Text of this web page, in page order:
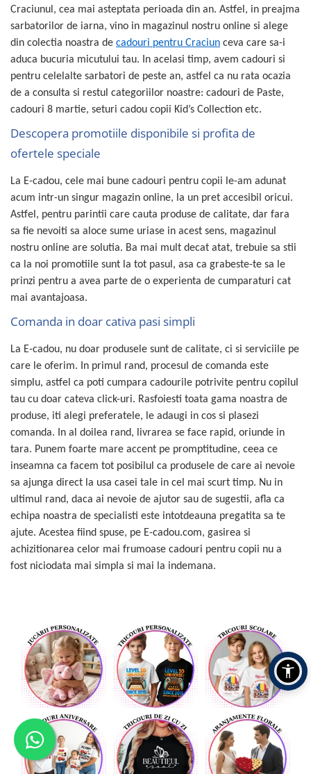
Craciunul, cea mai asteptata perioada din an. Astfel, in preajma
sarbatorilor de iarna, vino in magazinul nostru online si alege
din colectia noastra de cadouri pentru Craciun ceva care sa-i
aduca bucuria micutului tau. In acelasi timp, avem cadouri si
pentru celelalte sarbatori de peste an, astfel ca nu rata ocazia
de a consulta si restul categoriilor noastre: cadouri de Paste,
cadouri 8 martie, seturi cadou copii Kid’s Collection etc.
Descopera promotiile disponibile si profita de
ofertele speciale
La E-cadou, cele mai bune cadouri pentru copii le-am adunat
acum intr-un singur magazin online, la un pret accesibil oricui.
Astfel, pentru parintii care cauta produse de calitate, dar fara
sa fie nevoiti sa aloce sume uriase in acest sens, magazinul
nostru online are solutia. Ba mai mult decat atat, trebuie sa stii
ca la noi promotiile sunt la tot pasul, asa ca grabeste-te sa le
prinzi pentru a avea parte de o experienta de cumparaturi cat
mai avantajoasa.
Comanda in doar cativa pasi simpli
La E-cadou, nu doar produsele sunt de calitate, ci si serviciile pe
care le oferim. In primul rand, procesul de comanda este
simplu, astfel ca poti cumpara cadourile potrivite pentru copilul
tau cu doar cateva click-uri. Rasfoiesti toata gama noastra de
produse, iti alegi preferatele, le adaugi in cos si plasezi
comanda. In al doilea rand, livrarea se face rapid, oriunde in
tara. Punem foarte mare accent pe promptitudine, ceea ce
inseamna ca facem tot posibilul ca produsele de care ai nevoie
sa ajunga direct la usa casei tale in cel mai scurt timp. Nu in
ultimul rand, daca ai nevoie de ajutor sau de sugestii, afla ca
echipa noastra de specialisti este intotdeauna pregatita sa te
ajute. Acestea fiind spuse, pe E-cadou.com, gasirea si
achizitionarea celor mai frumoase cadouri pentru copii nu a
fost niciodata mai simpla si mai la indemana.